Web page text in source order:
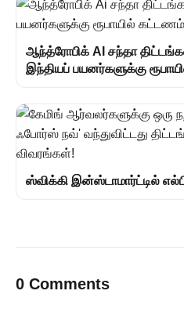
ஆந்த்ரோபிக் AI சந்தா
இந்தியப் பயனர்களுக்கு
ஸ்விக்கி இன்ஸ்டாமார்ட்டில்
0 Comments